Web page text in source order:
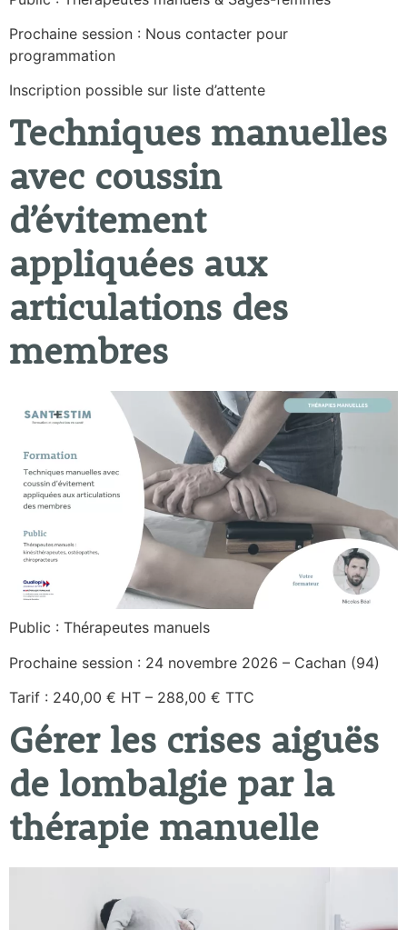
Prochaine session : Nous contacter pour
programmation
Inscription possible sur liste d’attente
Techniques manuelles
avec coussin
d’évitement
appliquées aux
articulations des
membres
Public : Thérapeutes manuels
Prochaine session : 24 novembre 2026 – Cachan (94)
Tarif : 240,00 € HT – 288,00 € TTC
Gérer les crises aiguës
de lombalgie par la
thérapie manuelle